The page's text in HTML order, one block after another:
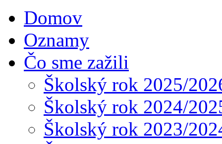
Domov
Oznamy
Čo sme zažili
Školský rok 2025/
Školský rok 2024/
Školský rok 2023/